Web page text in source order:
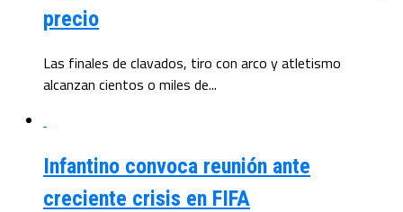
precio
Las finales de clavados, tiro con arco y atletismo
alcanzan cientos o miles de...
Infantino convoca reunión ante
creciente crisis en FIFA